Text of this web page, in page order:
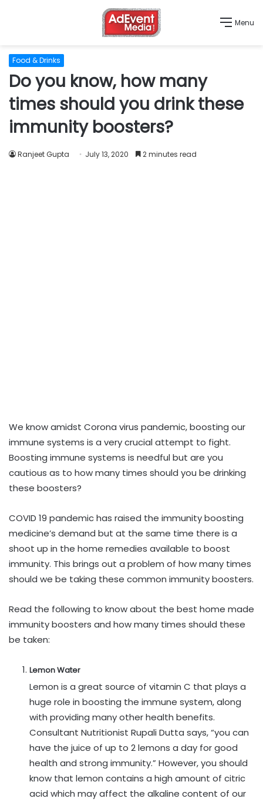
Menu
Food & Drinks
Do you know, how many
times should you drink these
immunity boosters?
Ranjeet Gupta July 13, 2020 2 minutes read
We know amidst Corona virus pandemic, boosting our
immune systems is a very crucial attempt to fight.
Boosting immune systems is needful but are you
cautious as to how many times should you be drinking
these boosters?
COVID 19 pandemic has raised the immunity boosting
medicine’s demand but at the same time there is a
shoot up in the home remedies available to boost
immunity. This brings out a problem of how many times
should we be taking these common immunity boosters.
Read the following to know about the best home made
immunity boosters and how many times should these
be taken:
Lemon Water
Lemon is a great source of vitamin C that plays a
huge role in boosting the immune system, along
with providing many other health benefits.
Consultant Nutritionist Rupali Dutta says, “you can
have the juice of up to 2 lemons a day for good
health and strong immunity.” However, you should
know that lemon contains a high amount of citric
acid which may affect the alkaline content of our